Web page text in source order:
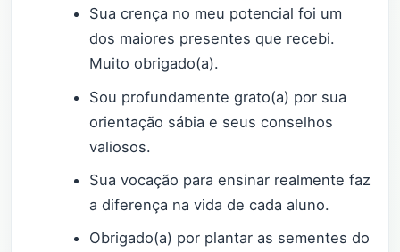
Sua crença no meu potencial foi um
dos maiores presentes que recebi.
Muito obrigado(a).
Sou profundamente grato(a) por sua
orientação sábia e seus conselhos
valiosos.
Sua vocação para ensinar realmente faz
a diferença na vida de cada aluno.
Obrigado(a) por plantar as sementes do